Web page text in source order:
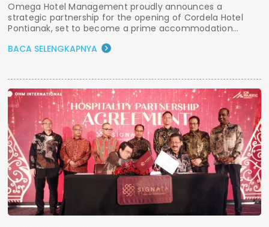
Omega Hotel Management proudly announces a
strategic partnership for the opening of Cordela Hotel
Pontianak, set to become a prime accommodation...
BACA SELENGKAPNYA